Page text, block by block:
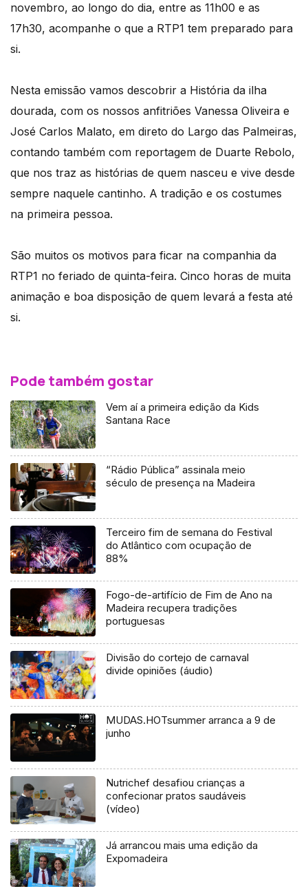
novembro, ao longo do dia, entre as 11h00 e as
17h30, acompanhe o que a RTP1 tem preparado para
si.
Nesta emissão vamos descobrir a História da ilha
dourada, com os nossos anfitriões Vanessa Oliveira e
José Carlos Malato, em direto do Largo das Palmeiras,
contando também com reportagem de Duarte Rebolo,
que nos traz as histórias de quem nasceu e vive desde
sempre naquele cantinho. A tradição e os costumes
na primeira pessoa.
São muitos os motivos para ficar na companhia da
RTP1 no feriado de quinta-feira. Cinco horas de muita
animação e boa disposição de quem levará a festa até
si.
Pode também gostar
Vem aí a primeira edição da Kids
Santana Race
“Rádio Pública” assinala meio
século de presença na Madeira
Terceiro fim de semana do Festival
do Atlântico com ocupação de
88%
Fogo-de-artifício de Fim de Ano na
Madeira recupera tradições
portuguesas
Divisão do cortejo de carnaval
divide opiniões (áudio)
MUDAS.HOTsummer arranca a 9 de
junho
Nutrichef desafiou crianças a
confecionar pratos saudáveis
(vídeo)
Já arrancou mais uma edição da
Expomadeira